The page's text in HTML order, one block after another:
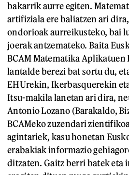
bakarrik aurre egiten.
artifiziala ere baliatzen ari
ondorioak aurreikusteko, bai
joerak antzemateko. Baita
BCAM Matematika Aplikatuen
lantalde berezi bat sortu du,
EHUrekin, Ikerbasquerekin
Itsu-makila lanetan ari dira,
Antonio Lozano (Barakaldo,
BCAMeko zuzendari
agintariek, kasu honetan
erabakiak informazio
ditzaten. Gaitz berri batek eta